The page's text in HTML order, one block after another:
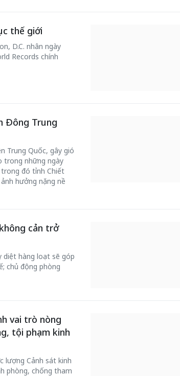
thế giới
D.C. nhân ngày
Records chính
Đông Trung
Trung Quốc, gây gió
trong những ngày
đó tỉnh Chiết
hưởng nặng nề
cản trở
diệt hàng loạt sẽ góp
chủ động phòng
vai trò nòng
tội phạm kinh
lượng Cảnh sát kinh
phòng, chống tham